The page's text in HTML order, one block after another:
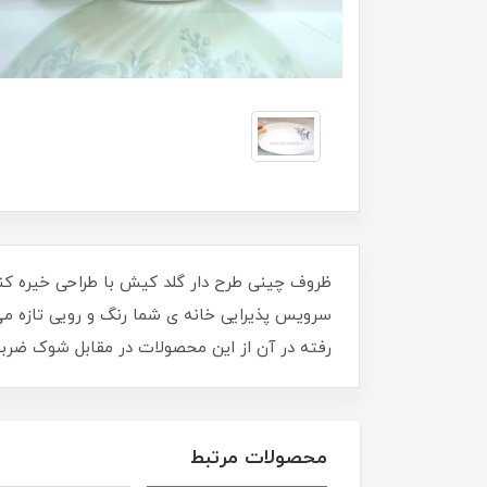
ظروف چینی طرح دار گلد کیش با طراحی خیره
سرویس پذیرایی خانه ی شما رنگ و رویی تازه
رفته در آن از این محصولات در مقابل شوک
محصولات مرتبط